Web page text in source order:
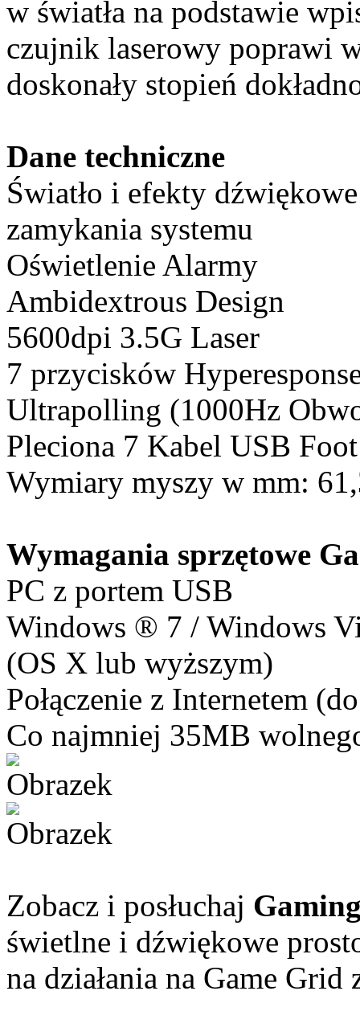
w światła na podstawie
czujnik laserowy poprawi
doskonały stopień
Dane techniczne
Światło i efekty
zamykania systemu
Oświetlenie Alarmy
Ambidextrous Design
5600dpi 3.5G Laser
7 przycisków
Ultrapolling (1000Hz
Pleciona 7 Kabel USB Foot
Wymiary myszy w mm:
Wymagania sprzętowe
PC z portem USB
Windows ® 7 / Windows
(OS X lub wyższym)
Połączenie z Internetem
Co najmniej 35MB
Zobacz i posłuchaj
świetlne i dźwiękowe
na działania na Game